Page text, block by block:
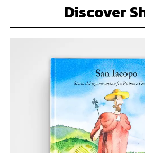
Discover